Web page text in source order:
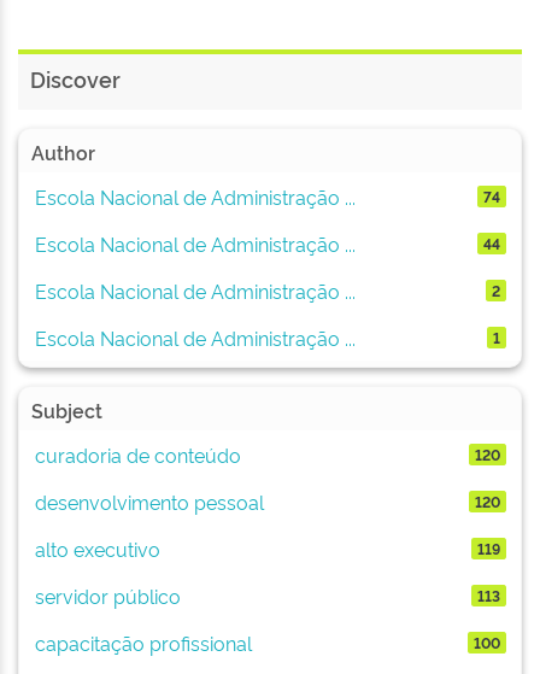
Discover
Author
Escola Nacional de Administração ...
74
Escola Nacional de Administração ... 44
Escola Nacional de Administração ... 2
Escola Nacional de Administração ... 1
Subject
curadoria de conteúdo
120
desenvolvimento pessoal 120
alto executivo 119
servidor público 113
capacitação profissional 100